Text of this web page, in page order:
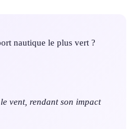
nautique le plus vert ?
vent, rendant son impact